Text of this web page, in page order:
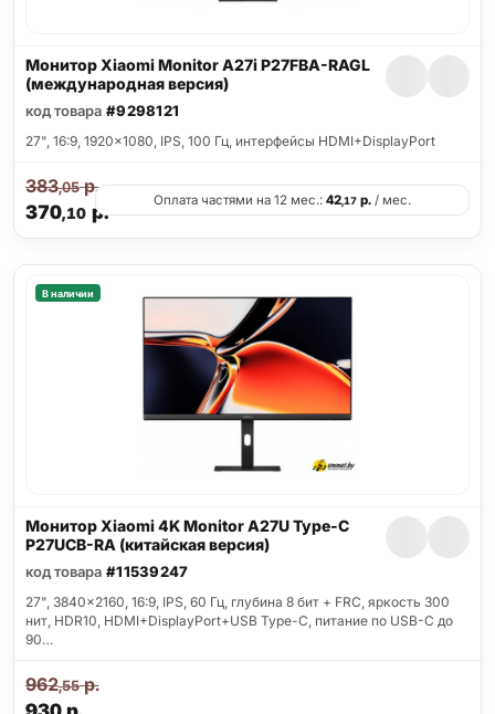
Монитор Xiaomi Monitor A27i P27FBA-RAGL
(международная версия)
код товара #9298121
27", 16:9, 1920x1080, IPS, 100 Гц, интерфейсы HDMI+DisplayPort
370,10р.
383,05р.
Оплата частями на 12 мес.: 42,17 р. / мес.
В наличии
Монитор Xiaomi 4K Monitor A27U Type-C
P27UCB-RA (китайская версия)
код товара #11539247
27", 3840x2160, 16:9, IPS, 60 Гц, глубина 8 бит + FRC, яркость 300
нит, HDR10, HDMI+DisplayPort+USB Type-C, питание по USB-C до
90…
962,55р.